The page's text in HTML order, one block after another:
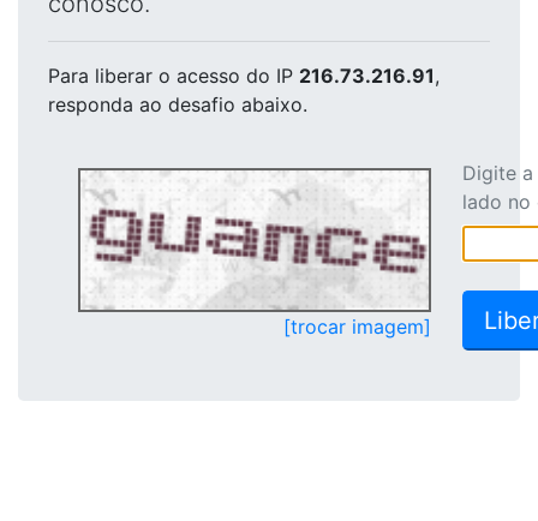
Para liberar o acesso do IP 216.73.216.91,
responda ao desafio abaixo.
[trocar imagem]
Digite
lado no